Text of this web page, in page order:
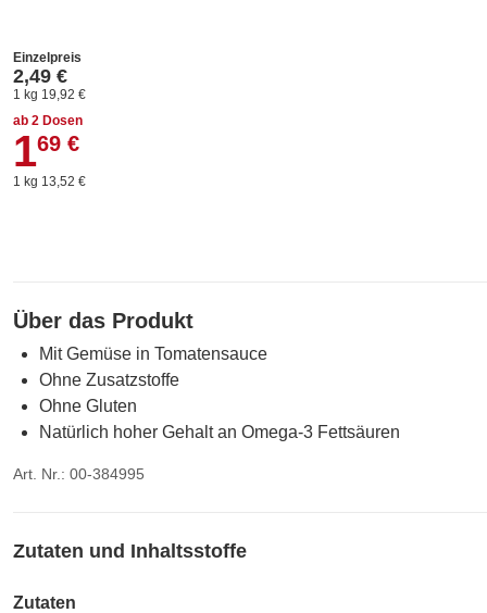
Einzelpreis
2,49 €
1 kg 19,92 €
ab 2 Dosen
1,69 €
169 €
1 kg 13,52 €
Über das Produkt
Mit Gemüse in Tomatensauce
Ohne Zusatzstoffe
Ohne Gluten
Natürlich hoher Gehalt an Omega-3 Fettsäuren
Art. Nr.: 00-384995
Zutaten und Inhaltsstoffe
Zutaten